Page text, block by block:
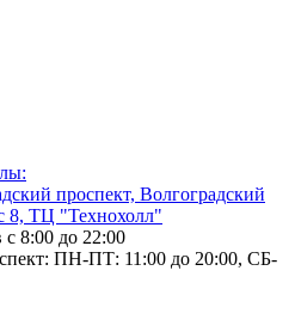
проспект, Волгоградский
8, ТЦ "Технохолл"
8:00 до 22:00
ПН-ПТ: 11:00 до 20:00, СБ-